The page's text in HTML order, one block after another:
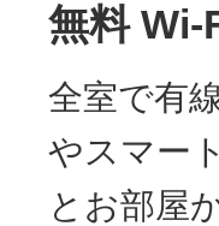
無料 Wi-
全室で有
やスマー
とお部屋